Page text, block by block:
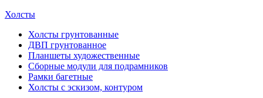
Холсты
Холсты грунтованные
ДВП грунтованное
Планшеты художественные
Сборные модули для подрамников
Рамки багетные
Холсты c эскизом, контуром